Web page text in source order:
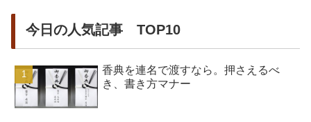
今日の人気記事 TOP10
香典を連名で渡すなら。押さえるべ
き、書き方マナー